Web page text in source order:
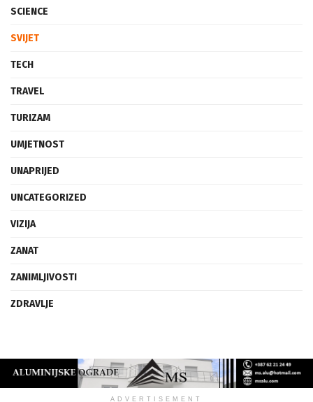
SCIENCE
SVIJET
TECH
TRAVEL
TURIZAM
UMJETNOST
UNAPRIJED
UNCATEGORIZED
VIZIJA
ZANAT
ZANIMLJIVOSTI
ZDRAVLJE
ADVERTISEMENT